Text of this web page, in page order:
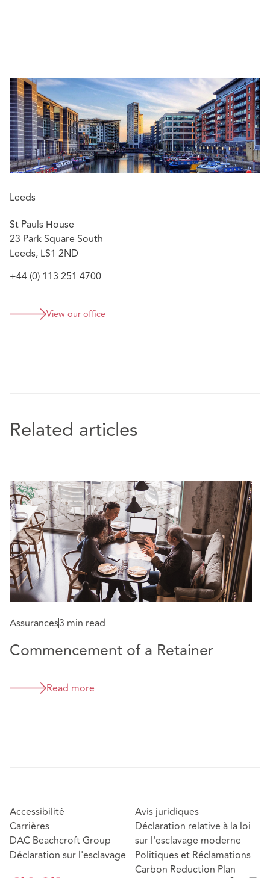
Leeds
St Pauls House
23 Park Square South
Leeds, LS1 2ND
+44 (0) 113 251 4700
View our office
Related articles
Assurances3 min read
Commencement of a Retainer
Read more
Accessibilité
Carrières
DAC Beachcroft Group
Déclaration sur l'esclavage
Avis juridiques
Déclaration relative à la loi
sur l'esclavage moderne
Politiques et Réclamations
Carbon Reduction Plan